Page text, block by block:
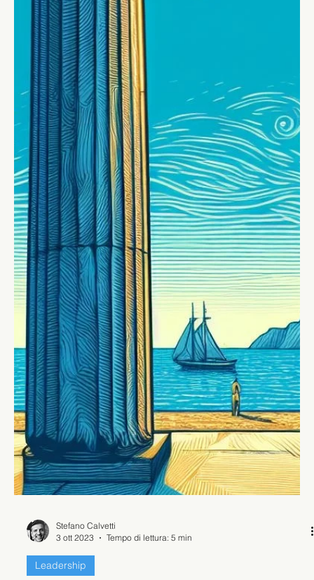
Stefano Calvetti
10 ott 2023
Tempo di lettura: 6 min
Leadership
Il primo pilastro della leadership: la
persona
La prima colonna della leadership è strutturata
centro del nostro vero essere